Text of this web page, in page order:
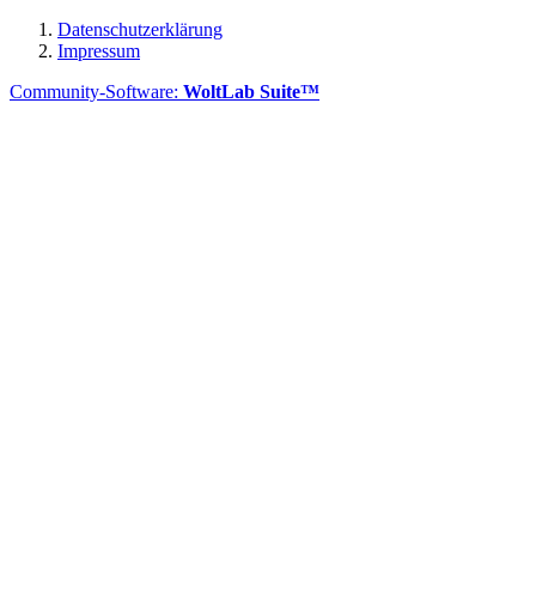
Datenschutzerklärung
Impressum
Community-Software: WoltLab Suite™